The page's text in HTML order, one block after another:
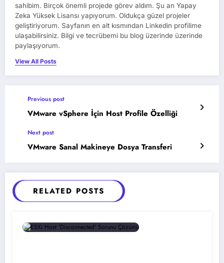
sahibim. Birçok önemli projede görev aldım. Şu an Yapay
Zeka Yüksek Lisansı yapıyorum. Oldukça güzel projeler
geliştiriyorum. Sayfanın en alt kısmından Linkedin profilime
ulaşabilirsiniz. Bilgi ve tecrübemi bu blog üzerinde üzerinde
paylaşıyorum.
View All Posts
Previous post
VMware vSphere İçin Host Profile Özelliği
Next post
VMware Sanal Makineye Dosya Transferi
RELATED POSTS